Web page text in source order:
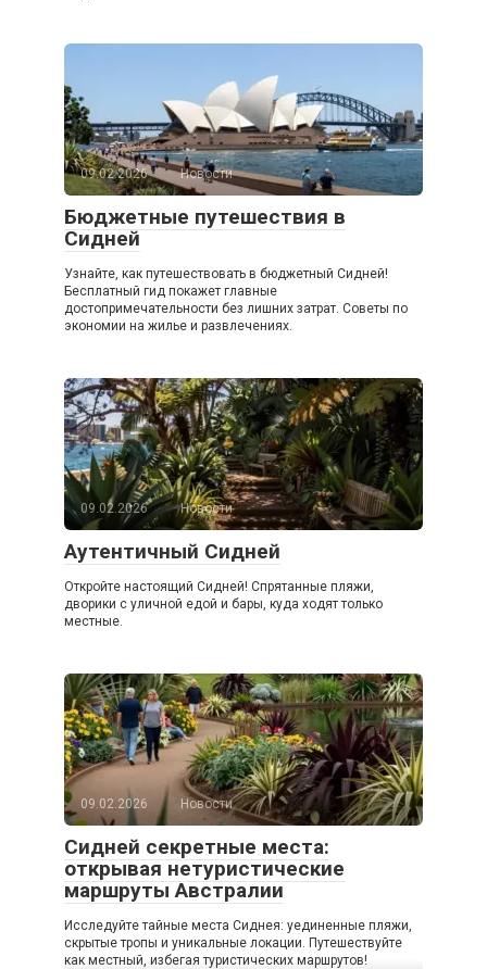
09.02.2026 Новости
Бюджетные путешествия в
Сидней
Узнайте, как путешествовать в бюджетный Сидней!
Бесплатный гид покажет главные
достопримечательности без лишних затрат. Советы по
экономии на жилье и развлечениях.
09.02.2026 Новости
Аутентичный Сидней
Откройте настоящий Сидней! Спрятанные пляжи,
дворики с уличной едой и бары, куда ходят только
местные.
09.02.2026 Новости
Сидней секретные места:
открывая нетуристические
маршруты Австралии
Исследуйте тайные места Сиднея: уединенные пляжи,
скрытые тропы и уникальные локации. Путешествуйте
как местный, избегая туристических маршрутов!